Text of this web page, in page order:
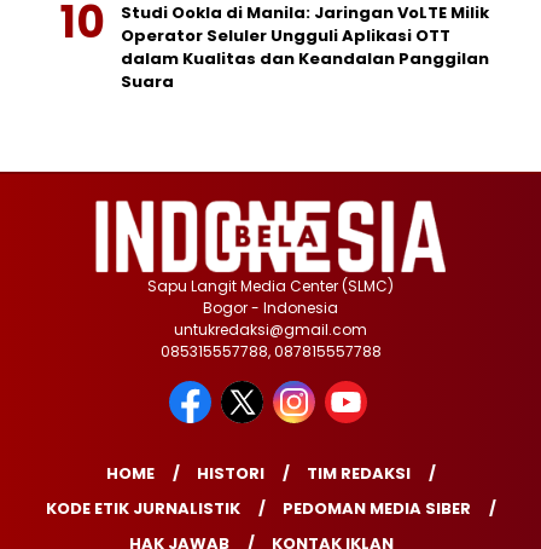
Studi Ookla di Manila: Jaringan VoLTE Milik
Operator Seluler Ungguli Aplikasi OTT
dalam Kualitas dan Keandalan Panggilan
Suara
Sapu Langit Media Center (SLMC)
Bogor - Indonesia
untukredaksi@gmail.com
085315557788, 087815557788
HOME HISTORI
TIM REDAKSI
KODE ETIK JURNALISTIK
PEDOMAN MEDIA SIBER
HAK JAWAB
KONTAK IKLAN